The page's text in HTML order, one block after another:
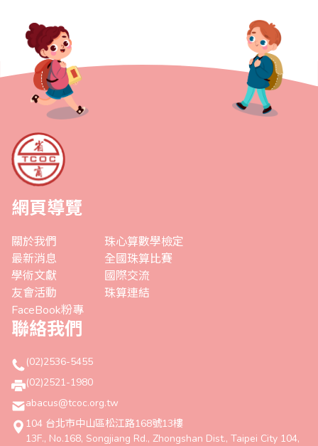
網頁導覽
關於我們
最新消息
學術文獻
友會活動
FaceBook粉專
珠心算數學檢定
全國珠算比賽
國際交流
珠算連結
聯絡我們
(02)2536-5455
(02)2521-1980
abacus@tcoc.org.tw
104 台北市中山區松江路168號13樓
13F., No.168, Songjiang Rd., Zhongshan Dist., Taipei City 104,